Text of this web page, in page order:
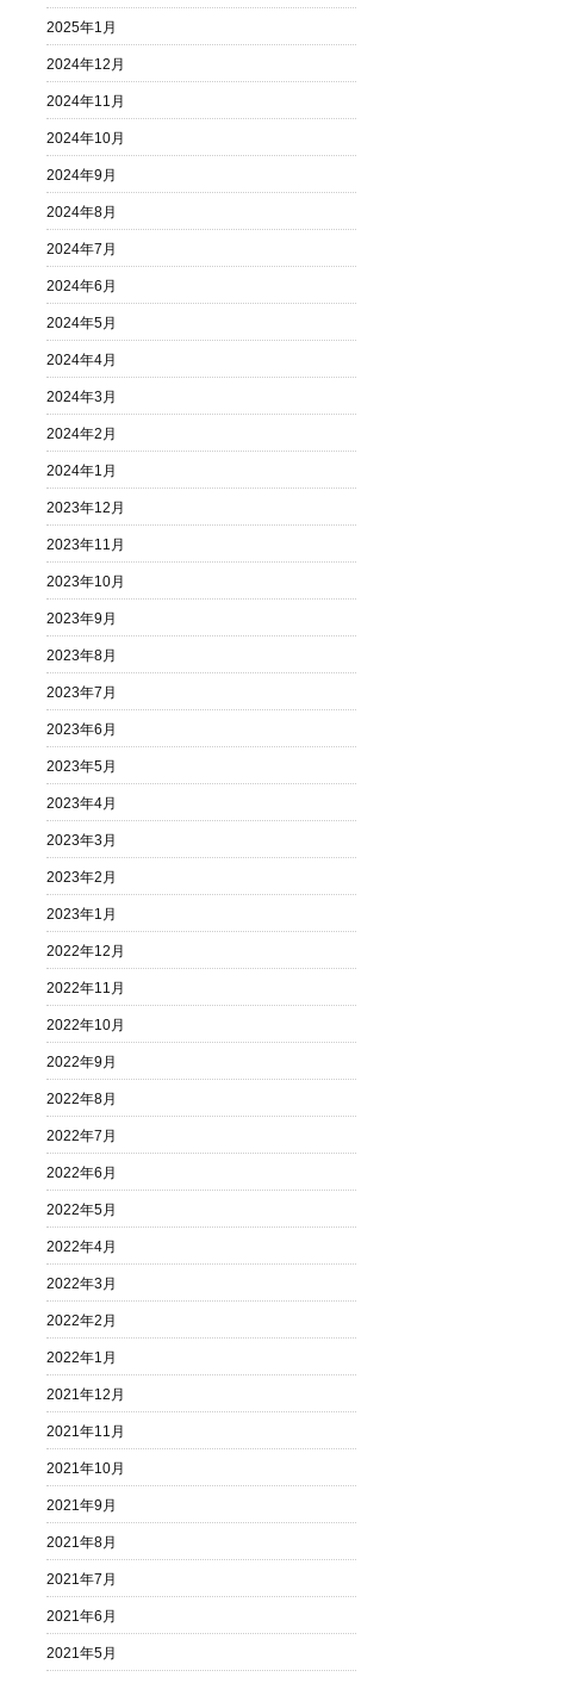
2025年1月
2024年12月
2024年11月
2024年10月
2024年9月
2024年8月
2024年7月
2024年6月
2024年5月
2024年4月
2024年3月
2024年2月
2024年1月
2023年12月
2023年11月
2023年10月
2023年9月
2023年8月
2023年7月
2023年6月
2023年5月
2023年4月
2023年3月
2023年2月
2023年1月
2022年12月
2022年11月
2022年10月
2022年9月
2022年8月
2022年7月
2022年6月
2022年5月
2022年4月
2022年3月
2022年2月
2022年1月
2021年12月
2021年11月
2021年10月
2021年9月
2021年8月
2021年7月
2021年6月
2021年5月